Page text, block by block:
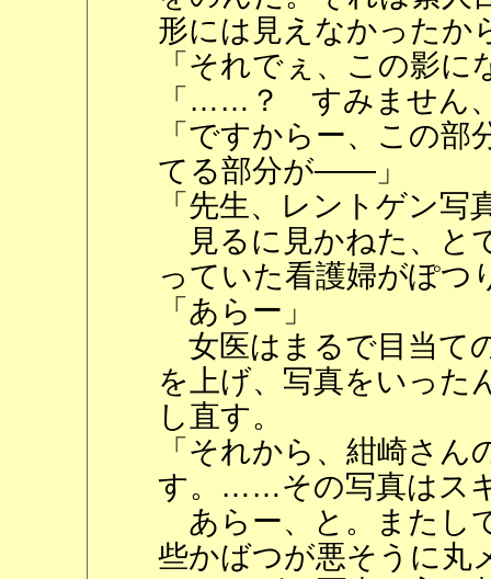
形には見えなかったか
「それでぇ、この影
「……？ すみません
「ですからー、この
てる部分が――」
「先生、レントゲン写
見るに見かねた、と
っていた看護婦がぽつ
「あらー」
女医はまるで目当て
を上げ、写真をいった
し直す。
「それから、紺崎さ
す。……その写真はス
あらー、と。またし
些かばつが悪そうに丸